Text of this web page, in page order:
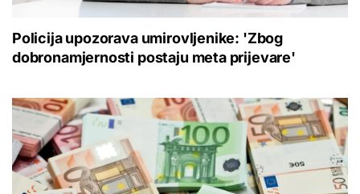
Policija upozorava umirovljenike: 'Zbog
dobronamjernosti postaju meta prijevare'